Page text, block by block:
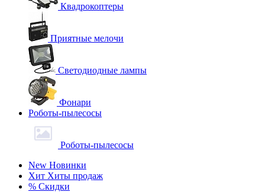
Квадрокоптеры
Приятные мелочи
Светодиодные лампы
Фонари
Роботы-пылесосы
Роботы-пылесосы
New Новинки
Хит Хиты продаж
% Скидки